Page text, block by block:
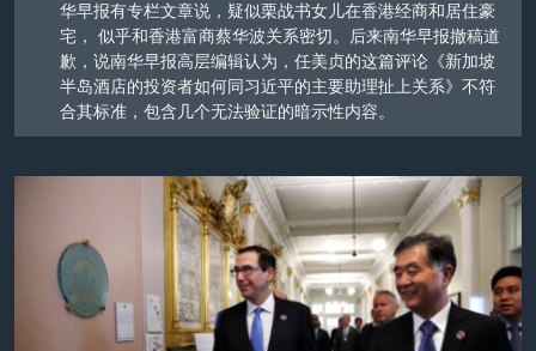
华早报有专栏文章说，疑似栗战书女儿在香港经商和居住豪
宅， 似乎和香港富商蔡华波关系密切。后来南华早报撤稿道
歉，说南华早报高层编辑认为，任美贞的这篇评论《新加坡
半岛酒店的投资者如何同习近平的主要助理扯上关系》不符
合其标准，包含几个无法验证的暗示性内容。